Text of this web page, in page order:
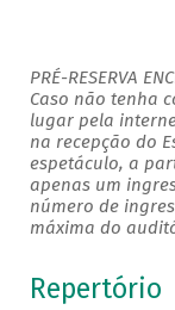
PRÉ-RESERVA
Caso não tenha
lugar pela
na recepção do
espetáculo, a
apenas um
número de
máxima do
Repertório